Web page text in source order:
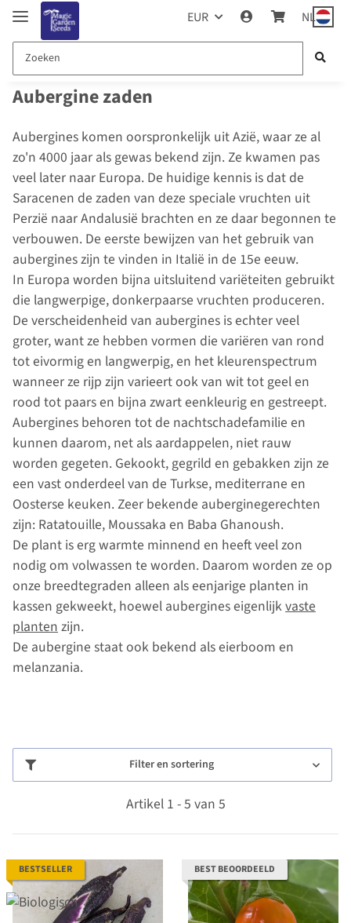
EUR NL
Aubergine zaden
Aubergines komen oorspronkelijk uit Azië, waar ze al
zo'n 4000 jaar als gewas bekend zijn. Ze kwamen pas
veel later naar Europa. De huidige kennis is dat de
Saracenen de zaden van deze speciale vruchten uit
Perzië naar Andalusië brachten en ze daar begonnen te
verbouwen. De eerste bewijzen van het gebruik van
aubergines zijn te vinden in Italië in de 15e eeuw.
In Europa worden bijna uitsluitend variëteiten gebruikt
die langwerpige, donkerpaarse vruchten produceren.
De verscheidenheid van aubergines is echter veel
groter, want ze hebben vormen die variëren van rond
tot eivormig en langwerpig, en het kleurenspectrum
wanneer ze rijp zijn varieert ook van wit tot geel en
rood tot paars en bijna zwart eenkleurig en gestreept.
Aubergines behoren tot de nachtschadefamilie en
kunnen daarom, net als aardappelen, niet rauw
worden gegeten. Gekookt, gegrild en gebakken zijn ze
een vast onderdeel van de Turkse, mediterrane en
Oosterse keuken. Zeer bekende auberginegerechten
zijn: Ratatouille, Moussaka en Baba Ghanoush.
De plant is erg warmte minnend en heeft veel zon
nodig om volwassen te worden. Daarom worden ze op
onze breedtegraden alleen als eenjarige planten in
kassen gekweekt, hoewel aubergines eigenlijkvaste
plantenzijn.
De aubergine staat ook bekend als eierboom en
melanzania.
Filter en sortering
Artikel 1 - 5 van 5
BESTSELLER BEST BEOORDEELD